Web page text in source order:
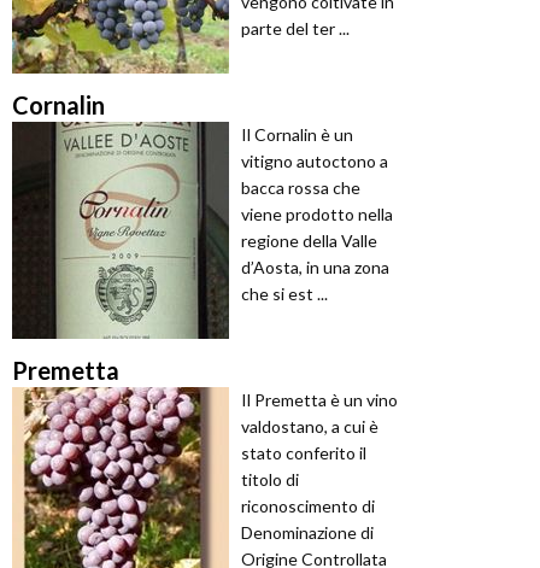
parte del ter ...
Cornalin
Il Cornalin è un
vitigno autoctono a
bacca rossa che
viene prodotto nella
regione della Valle
d’Aosta, in una zona
che si est ...
Premetta
Il Premetta è un vino
valdostano, a cui è
stato conferito il
titolo di
riconoscimento di
Denominazione di
Origine Controllata